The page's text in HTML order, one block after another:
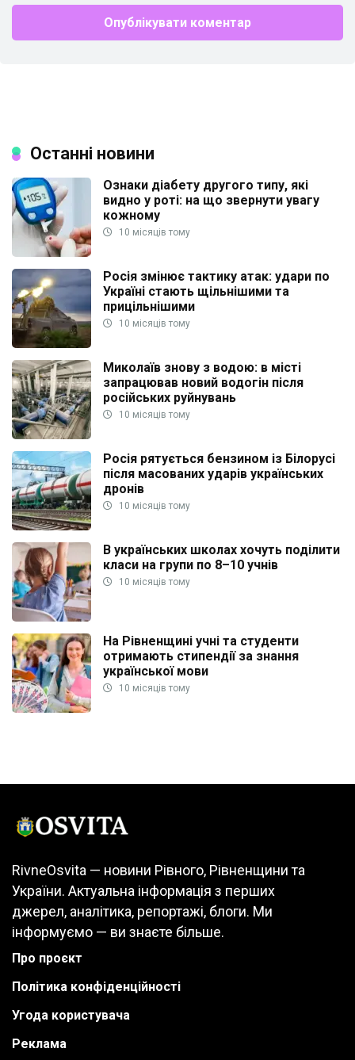
Останні новини
Ознаки діабету другого типу, які
видно у роті: на що звернути увагу
кожному
10 місяців тому
Росія змінює тактику атак: удари по
Україні стають щільнішими та
прицільнішими
10 місяців тому
Миколаїв знову з водою: в місті
запрацював новий водогін після
російських руйнувань
10 місяців тому
Росія рятується бензином із Білорусі
після масованих ударів українських
дронів
10 місяців тому
В українських школах хочуть поділити
класи на групи по 8–10 учнів
10 місяців тому
На Рівненщині учні та студенти
отримають стипендії за знання
української мови
10 місяців тому
RivneOsvita — новини Рівного, Рівненщини та
України. Актуальна інформація з перших
джерел, аналітика, репортажі, блоги. Ми
інформуємо — ви знаєте більше.
Про проєкт
Політика конфіденційності
Угода користувача
Реклама